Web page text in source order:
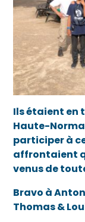
Ils étaient en
Haute-
participer à
affrontaient
venus de
Bravo à
Thomas &